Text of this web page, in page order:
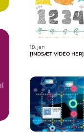
18. jan
[INDSÆT VIDEO HER]